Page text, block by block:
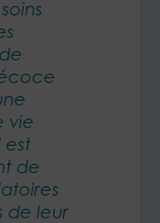
vie
est
de
de leur